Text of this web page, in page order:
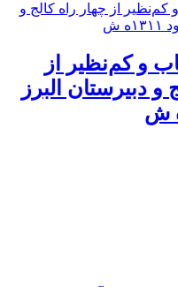
و کم‌نظیر از
و دبيرستان البرز